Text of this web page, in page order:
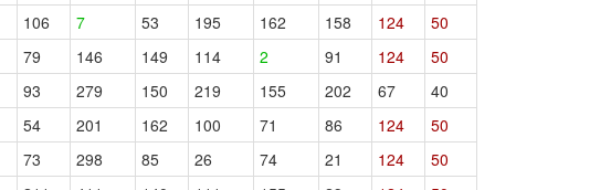
106 7 53 195 162 158 124
50
79 146 149 114 2 91 124
50
93 279 150 219 155 202 67
40
54 201 162 100 71 86 124
50
73 298 85 26 74 21 124
50